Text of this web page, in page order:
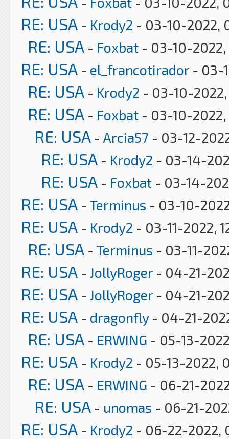
RE: USA - Krody2 - 03-10-2022,
RE: USA - Foxbat - 03-10-2022,
RE: USA - el_francotirador- 03-
RE: USA - Krody2 - 03-10-
RE: USA - Foxbat - 03-10-2022,
RE: USA - Arcia57 - 03-12-
RE: USA - Krody2 - 03-14-
RE: USA - Foxbat - 03-14-
RE: USA - Terminus - 03-10-
RE: USA - Krody2 - 03-11-2022,
RE: USA - Terminus - 03-11-
RE: USA - JollyRoger- 04-21-
RE: USA - JollyRoger- 04-21-
RE: USA - dragonfly- 04-21-
RE: USA - ERWING - 05-13-
RE: USA - Krody2 - 05-13-2022,
RE: USA - ERWING - 06-21-
RE: USA - unomas - 06-21-
RE: USA - Krody2 - 06-22-2022,